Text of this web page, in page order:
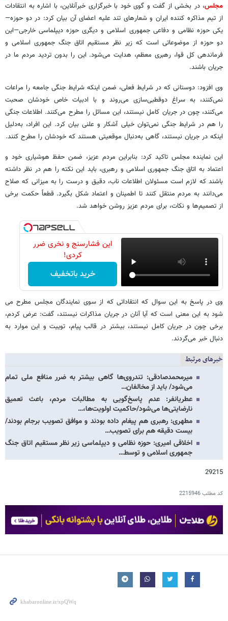
مجلس، در بخشی از گفت و گوی خود با خبرگزاری خبرآنلاین، با اشاره به انتقادات
از تیم مذاکره کننده ایران و شعارهای تند علیه اعضای آن بیان کرد: در دو حوزه—
یکی حوزه نظامی و دفاعی جمهوری اسلامی و دیگری حوزه دیپلماسی خارجی—این
دو حوزه از موضوعاتی است که زیر نظر مستقیم اتاق جنگ جمهوری اسلامی و
فرماندهی کل قوا، رهبری معظم، هدایت می‌شود. این را بدون تردید مردم ما در
جریان باشند.
وی افزود: دوستانی که در شرایط فعلی، ضمن اینکه شرایط جنگی جامعه را مراعات
نمی‌کنند، به سراغ دوقطبی‌سازی می‌روند و با ادبیات خاص خودشان صحبت
می‌کنند، چون در جریان کامل نیستند، این مسائل را مطرح می‌کنند. اطلاعات جنگی
را هم در شرایط جنگی نمی‌توان خیلی آشکار و علنی بیان کرد. این افراد، به‌دلیل
اینکه در جریان نیستند، گاهی به‌دنبال موقعیتی هستند که خودشان را مطرح کنند.
این نماینده مجلس تاکید کرد: بنابراین مردم عزیز، ضمن حفظ هوشیاری خود و
اعتماد به اتاق جنگ جمهوری اسلامی و رهبری، باید این نکته را هم در نظر داشته
باشند که لازم است مسئولان اطلاعات ناب، دقیق و درست را به میزانی که صلاح
می‌دانند به مردم منتقل کنند تا اطمینان و اعتماد شکل بگیرد. قطعاً حکمت برخی
از تصمیم‌ها و نکات، برای مردم عزیز روشن خواهد شد.
این فشارسنج و نخری ضرر
کردی!
خرید باتخفیف
وی در پاسخ به این سوال که انتقاداتی که از سوی نمایندگان مجلس مطرح می
شود به این معنی است که آیا آنان در جریان مذاکرات نیستند، گفت: عرض کردم،
برخی چون در جریان کامل نیستند، بیشتر در قالب پیام، توییت و این موارد به
دنبال خبر می‌گردند.
خبرهای مرتبط
میرمحمدصادقی: تندروی‌ها گاهی بیشتر به ضرر منافع ملی تمام
می‌شود/ باید از مخالفان…
عطریانفر: عدم پاسخ‌گویی به مطالبات مردم، باعث تعمیق
نارضایتی‌ها می‌شود/حاکمیت اولویت‌ها،…
مطهری: رهبری هم پیغام داده بودند و موافق تصویب برجام بودند/
بیست دقیقه هم برای تصویب…
اخلاقی امیری: حوزه نظامی و دیپلماسی زیر نظر مستقیم اتاق جنگ
جمهوری اسلامی و توسط…
29215
کد مطلب2215946